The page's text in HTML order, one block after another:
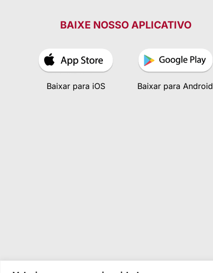
BAIXE NOSSO APLICATIVO
Baixar para iOS Baixar para Android